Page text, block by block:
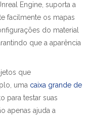
Engine, suporta a
facilmente os mapas
do material
que a aparência
que
uma caixa grande de
para testar suas
apenas ajuda a